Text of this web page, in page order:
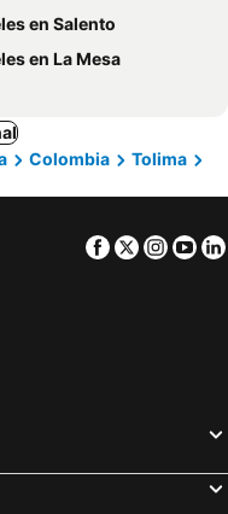
en Salento
en La Mesa
Colombia
Tolima
Facebook
Twitter